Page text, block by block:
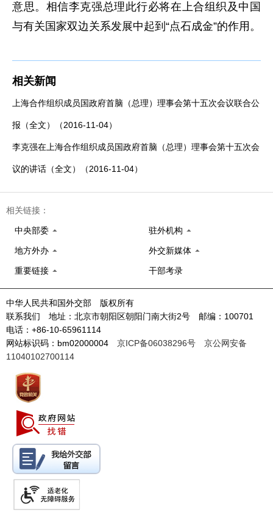
意思。相信李克强总理此行必将在上合组织及中国
与有关国家双边关系发展中起到“点石成金”的作用。
相关新闻
上海合作组织成员国政府首脑（总理）理事会第十五次会议联合公
报（全文）（2016-11-04）
李克强在上海合作组织成员国政府首脑（总理）理事会第十五次会
议的讲话（全文）（2016-11-04）
相关链接：
中央部委 驻外机构
地方外办 外交新媒体
重要链接 干部考录
中华人民共和国外交部 版权所有
联系我们 地址：北京市朝阳区朝阳门南大街2号 邮编：100701
电话：+86-10-65961114
网站标识码：bm02000004 京ICP备06038296号
京公网安备
11040102700114